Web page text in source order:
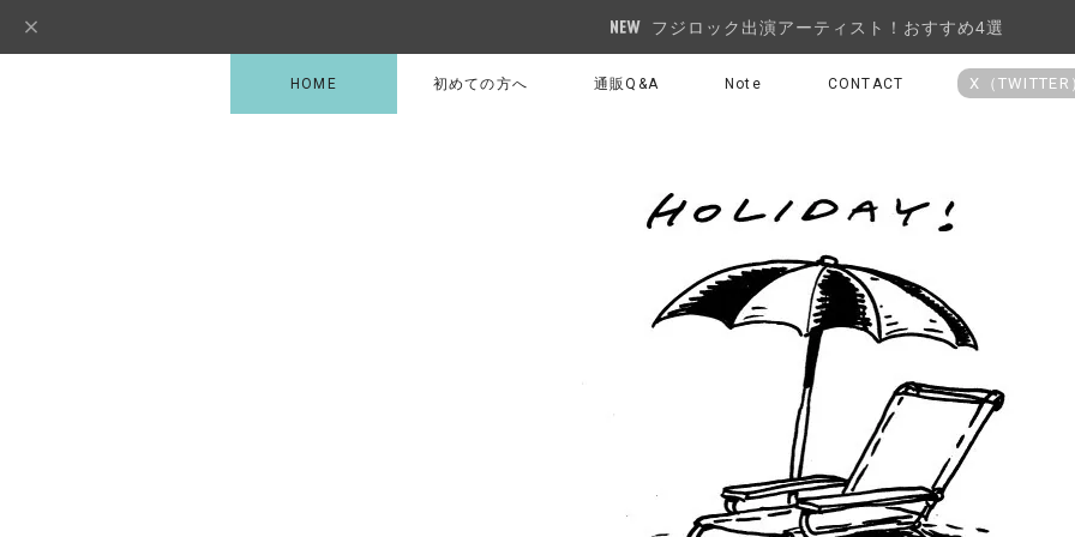
フジロック出演アーティスト！おすすめ4選
HOME 初めての方へ 通販Q&A Note CONTACT X（TWITTER